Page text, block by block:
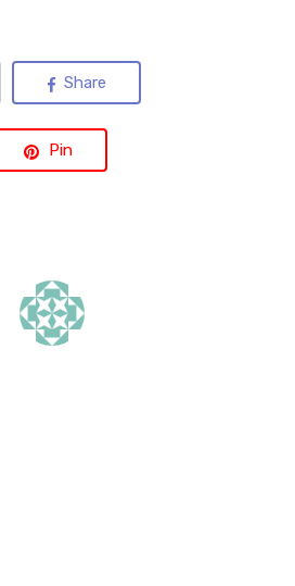
Share
Pin